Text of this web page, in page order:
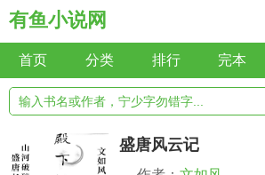
有鱼小说网
首页 分类 排行 完本
盛唐风云记